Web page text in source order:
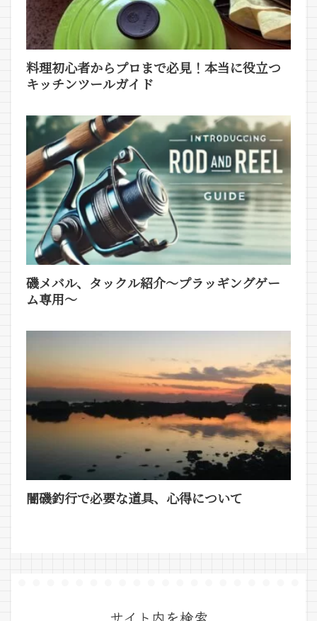
料理初心者からプロまで必見！本当に役立つ
キッチンツールガイド
磯メバル、タックル紹介～プラッギングゲー
ム専用～
闇磯釣行で必要な道具、心得について
サイト内を検索